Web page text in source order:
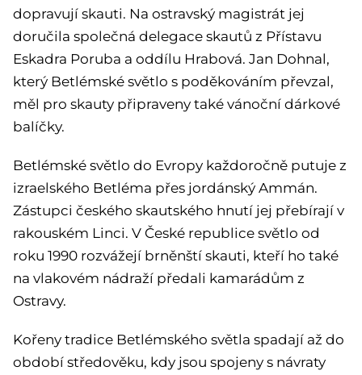
dopravují skauti. Na ostravský magistrát jej
doručila společná delegace skautů z Přístavu
Eskadra Poruba a oddílu Hrabová. Jan Dohnal,
který Betlémské světlo s poděkováním převzal,
měl pro skauty připraveny také vánoční dárkové
balíčky.
Betlémské světlo do Evropy každoročně putuje z
izraelského Betléma přes jordánský Ammán.
Zástupci českého skautského hnutí jej přebírají v
rakouském Linci. V České republice světlo od
roku 1990 rozvážejí brněnští skauti, kteří ho také
na vlakovém nádraží předali kamarádům z
Ostravy.
Kořeny tradice Betlémského světla spadají až do
období středověku, kdy jsou spojeny s návraty